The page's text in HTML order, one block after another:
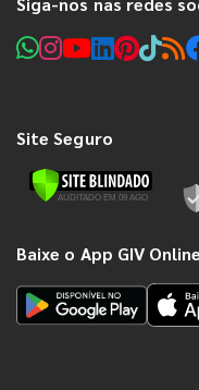
Site Seguro
Baixe o App GIV Online